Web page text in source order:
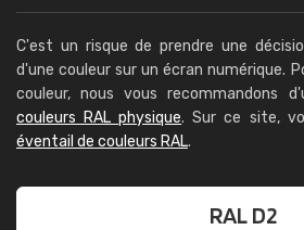
C'est un risque de prendre une
d'une couleur sur un écran numérique.
couleur, nous vous recommandons
couleurs RAL physique. Sur ce site,
éventail de couleurs RAL.
RAL D2